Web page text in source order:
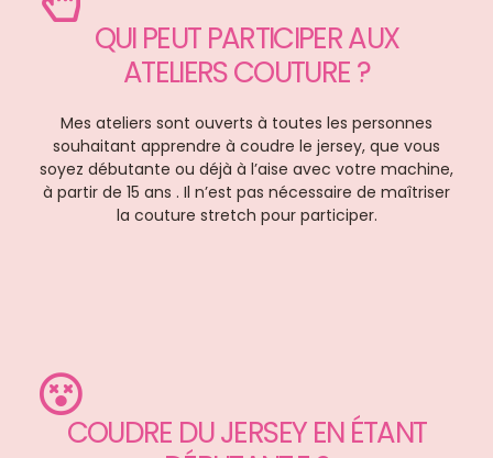
QUI PEUT PARTICIPER AUX
ATELIERS COUTURE ?
Mes ateliers sont ouverts à toutes les personnes
souhaitant apprendre à coudre le jersey, que vous
soyez débutante ou déjà à l’aise avec votre machine,
à partir de 15 ans . Il n’est pas nécessaire de maîtriser
la couture stretch pour participer.
COUDRE DU JERSEY EN ÉTANT